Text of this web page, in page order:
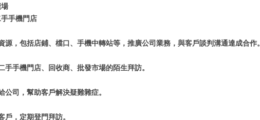
手機門店
源‌，包括店鋪、檔口、手機中轉站等，推廣公司業務，與客戶談判溝通達成合作。
手機門店、回收商、批發市場的陌生拜訪‌。
司，幫助客戶解決疑難雜症。
，定期登門拜訪。